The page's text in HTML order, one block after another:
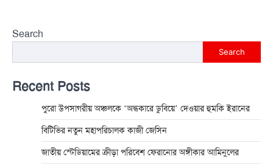
Search
Search
Recent Posts
পুরো উপসাগরীয় অঞ্চলকে ‘অন্ধকারে ডুবিয়ে’ দেওয়ার হুমকি ইরানের
বিটিভির নতুন মহাপরিচালক কাজী জেসিন
জাতীয় স্টেডিয়ামের ক্রীড়া পরিবেশ ফেরানোর অঙ্গীকার আমিনুলের